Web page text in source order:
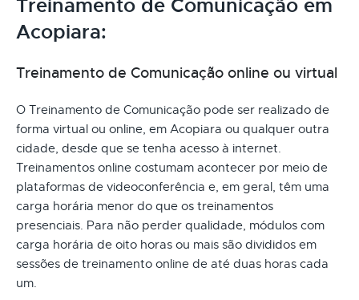
Treinamento de Comunicação em
Acopiara:
Treinamento de Comunicação online ou virtual
O Treinamento de Comunicação pode ser realizado de
forma virtual ou online, em Acopiara ou qualquer outra
cidade, desde que se tenha acesso à internet.
Treinamentos online costumam acontecer por meio de
plataformas de videoconferência e, em geral, têm uma
carga horária menor do que os treinamentos
presenciais. Para não perder qualidade, módulos com
carga horária de oito horas ou mais são divididos em
sessões de treinamento online de até duas horas cada
um.